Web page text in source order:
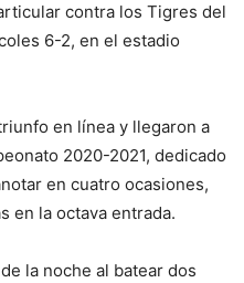
contra los Tigres del
6-2, en el estadio
en línea y llegaron a
2020-2021, dedicado
en cuatro ocasiones,
en la octava entrada.
la noche al batear dos